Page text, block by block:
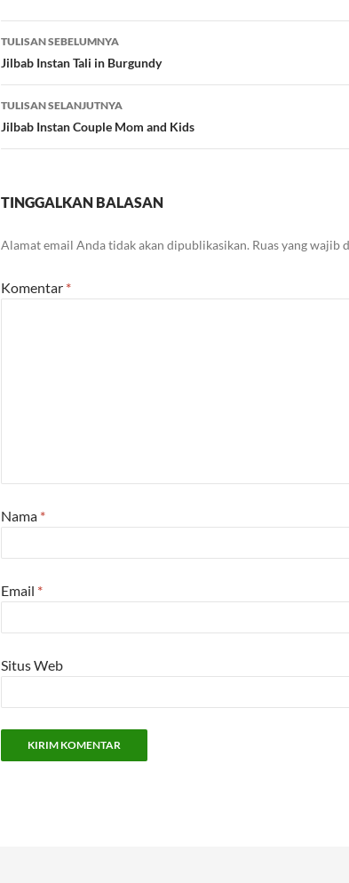
Navigasi
Tulisan
TULISAN SEBELUMNYA
Jilbab Instan Tali in Burgundy
TULISAN SELANJUTNYA
Jilbab Instan Couple Mom and Kids
TINGGALKAN BALASAN
Alamat email Anda tidak akan dipublikasikan. Ruas yang wajib
Komentar *
Nama *
Email *
Situs Web